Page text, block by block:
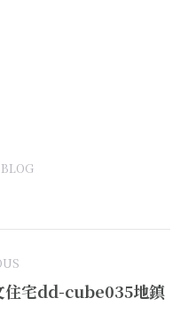
BLOG
住宅dd-cube035地鎮